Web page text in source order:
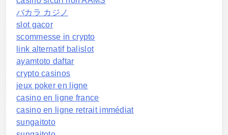
バカラ カジノ
slot gacor
scommesse in crypto
link alternatif balislot
ayamtoto daftar
crypto casinos
jeux poker en ligne
casino en ligne france
casino en ligne retrait immédiat
sungaitoto